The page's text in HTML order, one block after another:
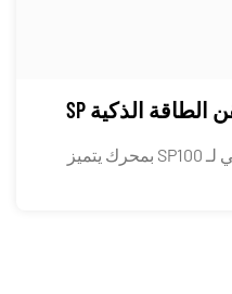
تم تجهيز نظام الطاقة الهيدروليكي لـ SP100 بمحرك يتميز